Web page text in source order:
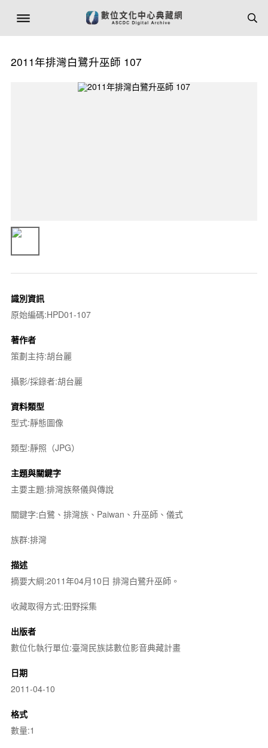
2011年排灣白鷺升巫師 107
識別資訊
原始編碼:HPD01-107
著作者
策劃主持:胡台麗
攝影/採錄者:胡台麗
資料類型
型式:靜態圖像
類型:靜照（JPG）
主題與關鍵字
主要主題:排灣族祭儀與傳說
關鍵字:白鷺、排灣族、Paiwan、升巫師、儀式
族群:排灣
描述
摘要大綱:2011年04月10日 排灣白鷺升巫師。
收藏取得方式:田野採集
出版者
數位化執行單位:臺灣民族誌數位影音典藏計畫
日期
2011-04-10
格式
數量:1